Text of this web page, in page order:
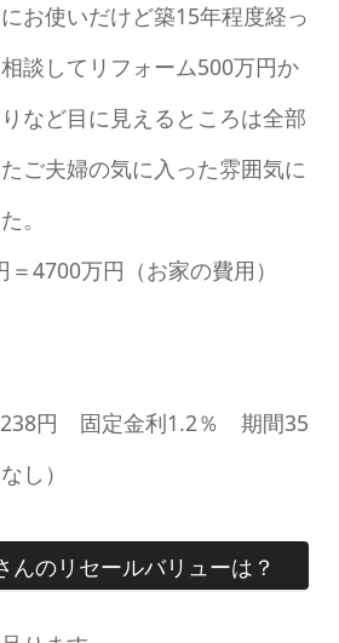
お使いだけど築15年程度経っ
談してリフォーム500万円か
など目に見えるところは全部
ご夫婦の気に入った雰囲気に
。
4700万円（お家の費用）
円 固定金利1.2％ 期間35
し）
んのリセールバリューは？